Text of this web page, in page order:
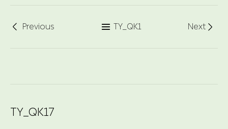
 Previous  TY_QK1 Next 
TY_QK17